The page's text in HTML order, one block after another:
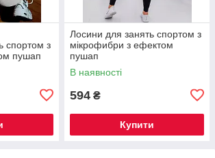
спортом з
пушап
Лосини для занять спортом з
мікрофибри з ефектом
пушап
В наявності
594 ₴
Купити